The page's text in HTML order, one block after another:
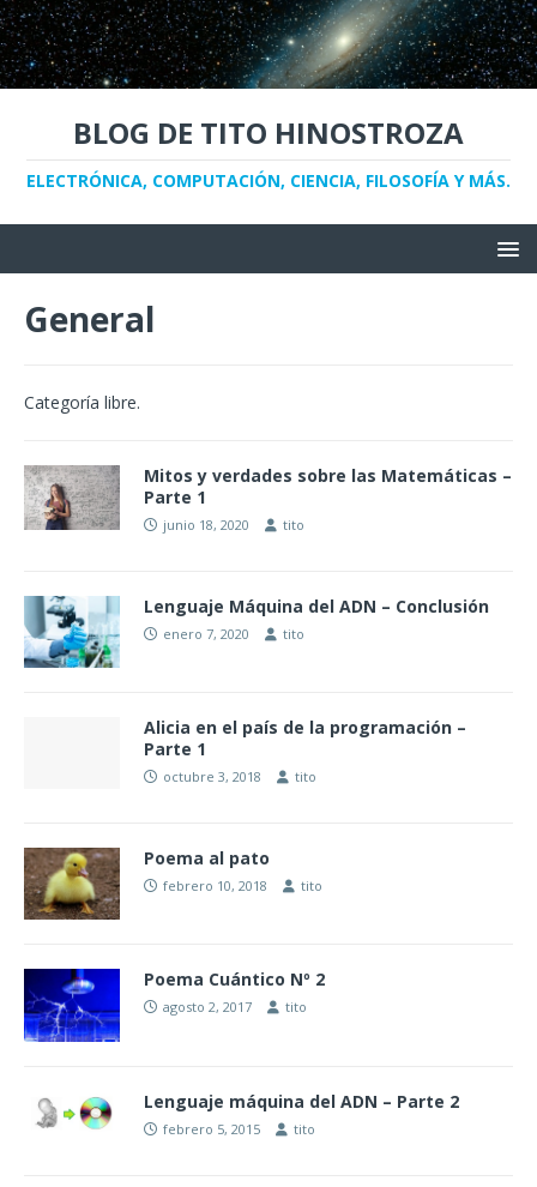
BLOG DE TITO HINOSTROZA
ELECTRÓNICA, COMPUTACIÓN, CIENCIA, FILOSOFÍA Y MÁS.
General
Categoría libre.
Mitos y verdades sobre las Matemáticas –
Parte 1
junio 18, 2020 tito
Lenguaje Máquina del ADN – Conclusión
enero 7, 2020 tito
Alicia en el país de la programación –
Parte 1
octubre 3, 2018 tito
Poema al pato
febrero 10, 2018 tito
Poema Cuántico Nº 2
agosto 2, 2017 tito
Lenguaje máquina del ADN – Parte 2
febrero 5, 2015 tito